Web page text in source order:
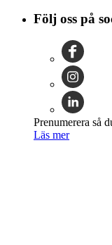
Följ oss på
Prenumerera så
Läs mer